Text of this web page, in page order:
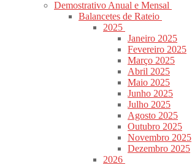
Demostrativo Anual e Mensal
Balancetes de Rateio
2025
Janeiro 2025
Fevereiro 2025
Março 2025
Abril 2025
Maio 2025
Junho 2025
Julho 2025
Agosto 2025
Outubro 2025
Novembro 2025
Dezembro 2025
2026